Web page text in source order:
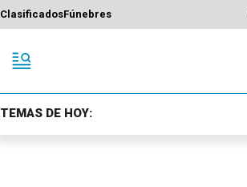
ClasificadosFúnebres
TEMAS DE HOY: